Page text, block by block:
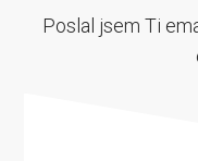
Poslal jsem Ti